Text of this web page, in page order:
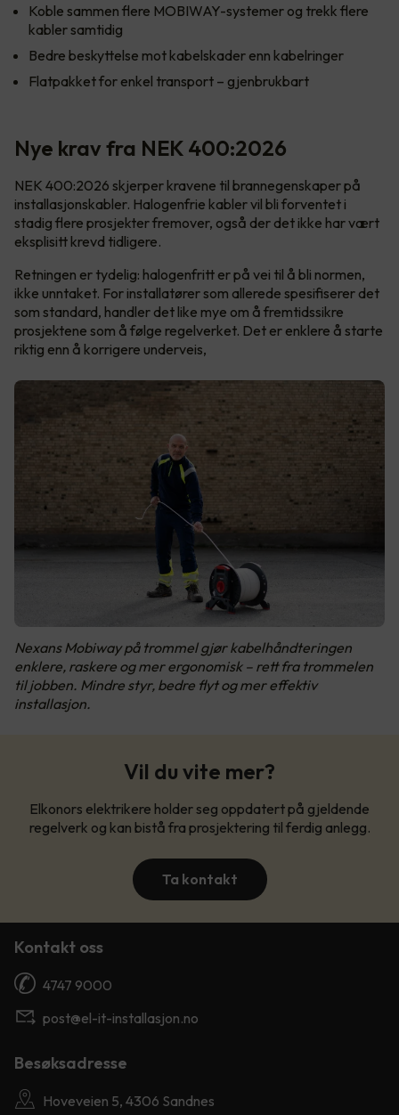
Koble sammen flere MOBIWAY-systemer og trekk flere
kabler samtidig
Bedre beskyttelse mot kabelskader enn kabelringer
Flatpakket for enkel transport – gjenbrukbart
Nye krav fra NEK 400:2026
NEK 400:2026 skjerper kravene til brannegenskaper på
installasjonskabler. Halogenfrie kabler vil bli forventet i
stadig flere prosjekter fremover, også der det ikke har vært
eksplisitt krevd tidligere.
Retningen er tydelig: halogenfritt er på vei til å bli normen,
ikke unntaket. For installatører som allerede spesifiserer det
som standard, handler det like mye om å fremtidssikre
prosjektene som å følge regelverket. Det er enklere å starte
riktig enn å korrigere underveis,
Nexans Mobiway på trommel gjør kabelhåndteringen
enklere, raskere og mer ergonomisk – rett fra trommelen
til jobben. Mindre styr, bedre flyt og mer effektiv
installasjon.
Vil du vite mer?
Elkonors elektrikere holder seg oppdatert på gjeldende
regelverk og kan bistå fra prosjektering til ferdig anlegg.
Ta kontakt
Kontakt oss
4747 9000
post@el-it-installasjon.no
Besøksadresse
Hoveveien 5, 4306 Sandnes